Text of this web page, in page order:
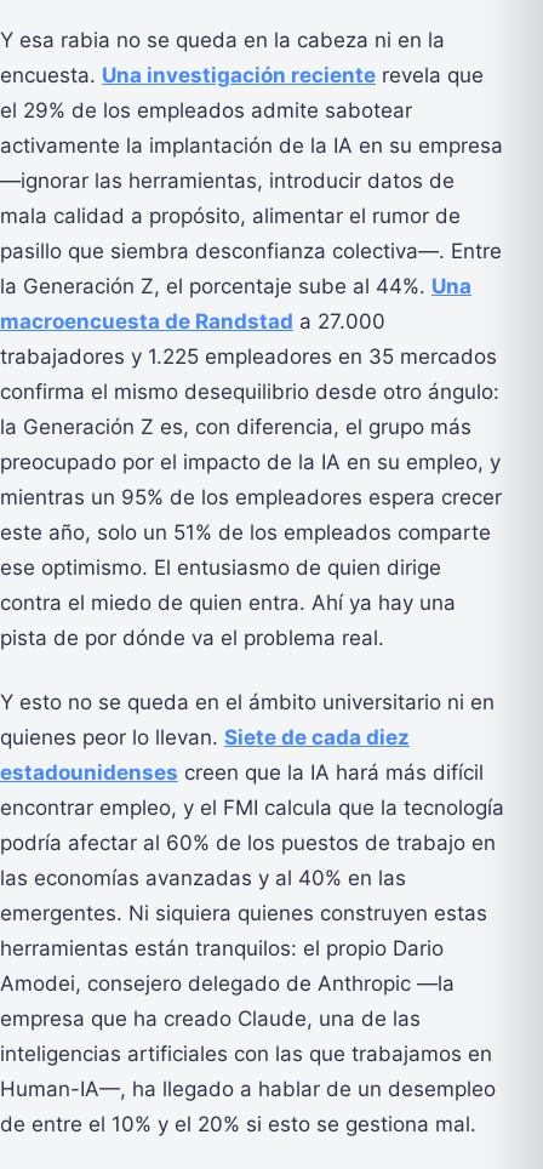
Y esa rabia no se queda en la cabeza ni en la
encuesta. Una investigación reciente revela que
el 29% de los empleados admite sabotear
activamente la implantación de la IA en su empresa
—ignorar las herramientas, introducir datos de
mala calidad a propósito, alimentar el rumor de
pasillo que siembra desconfianza colectiva—. Entre
la Generación Z, el porcentaje sube al 44%. Una
macroencuesta de Randstad a 27.000
trabajadores y 1.225 empleadores en 35 mercados
confirma el mismo desequilibrio desde otro ángulo:
la Generación Z es, con diferencia, el grupo más
preocupado por el impacto de la IA en su empleo, y
mientras un 95% de los empleadores espera crecer
este año, solo un 51% de los empleados comparte
ese optimismo. El entusiasmo de quien dirige
contra el miedo de quien entra. Ahí ya hay una
pista de por dónde va el problema real.
Y esto no se queda en el ámbito universitario ni en
quienes peor lo llevan. Siete de cada diez
estadounidenses creen que la IA hará más difícil
encontrar empleo, y el FMI calcula que la tecnología
podría afectar al 60% de los puestos de trabajo en
las economías avanzadas y al 40% en las
emergentes. Ni siquiera quienes construyen estas
herramientas están tranquilos: el propio Dario
Amodei, consejero delegado de Anthropic —la
empresa que ha creado Claude, una de las
inteligencias artificiales con las que trabajamos en
Human-IA—, ha llegado a hablar de un desempleo
de entre el 10% y el 20% si esto se gestiona mal.